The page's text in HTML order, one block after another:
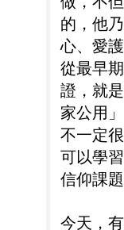
的，他
心、愛
從最早
證，就
家公用
不一定
可以學
信仰課
今天，